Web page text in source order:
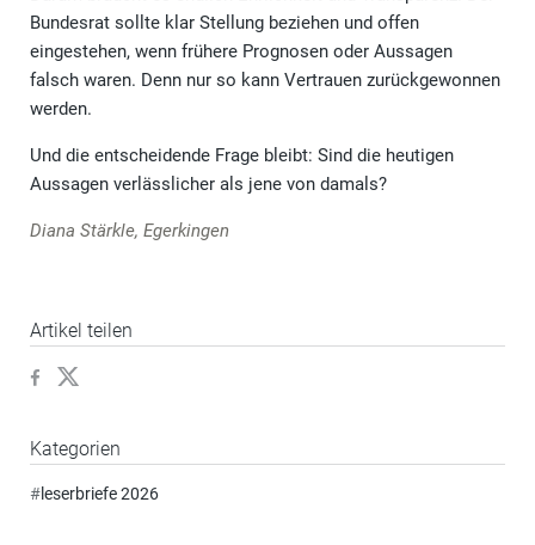
Bundesrat sollte klar Stellung beziehen und offen
eingestehen, wenn frühere Prognosen oder Aussagen
falsch waren. Denn nur so kann Vertrauen zurückgewonnen
werden.
Und die entscheidende Frage bleibt: Sind die heutigen
Aussagen verlässlicher als jene von damals?
Diana Stärkle, Egerkingen
Artikel teilen
Kategorien
#leserbriefe 2026